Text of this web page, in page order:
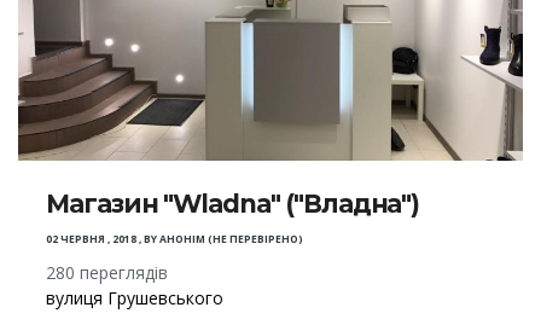
Магазин "Wladna" ("Владна")
02 ЧЕРВНЯ , 2018,BYАНОНІМ (НЕ ПЕРЕВІРЕНО)
280 переглядів
вулиця Грушевського